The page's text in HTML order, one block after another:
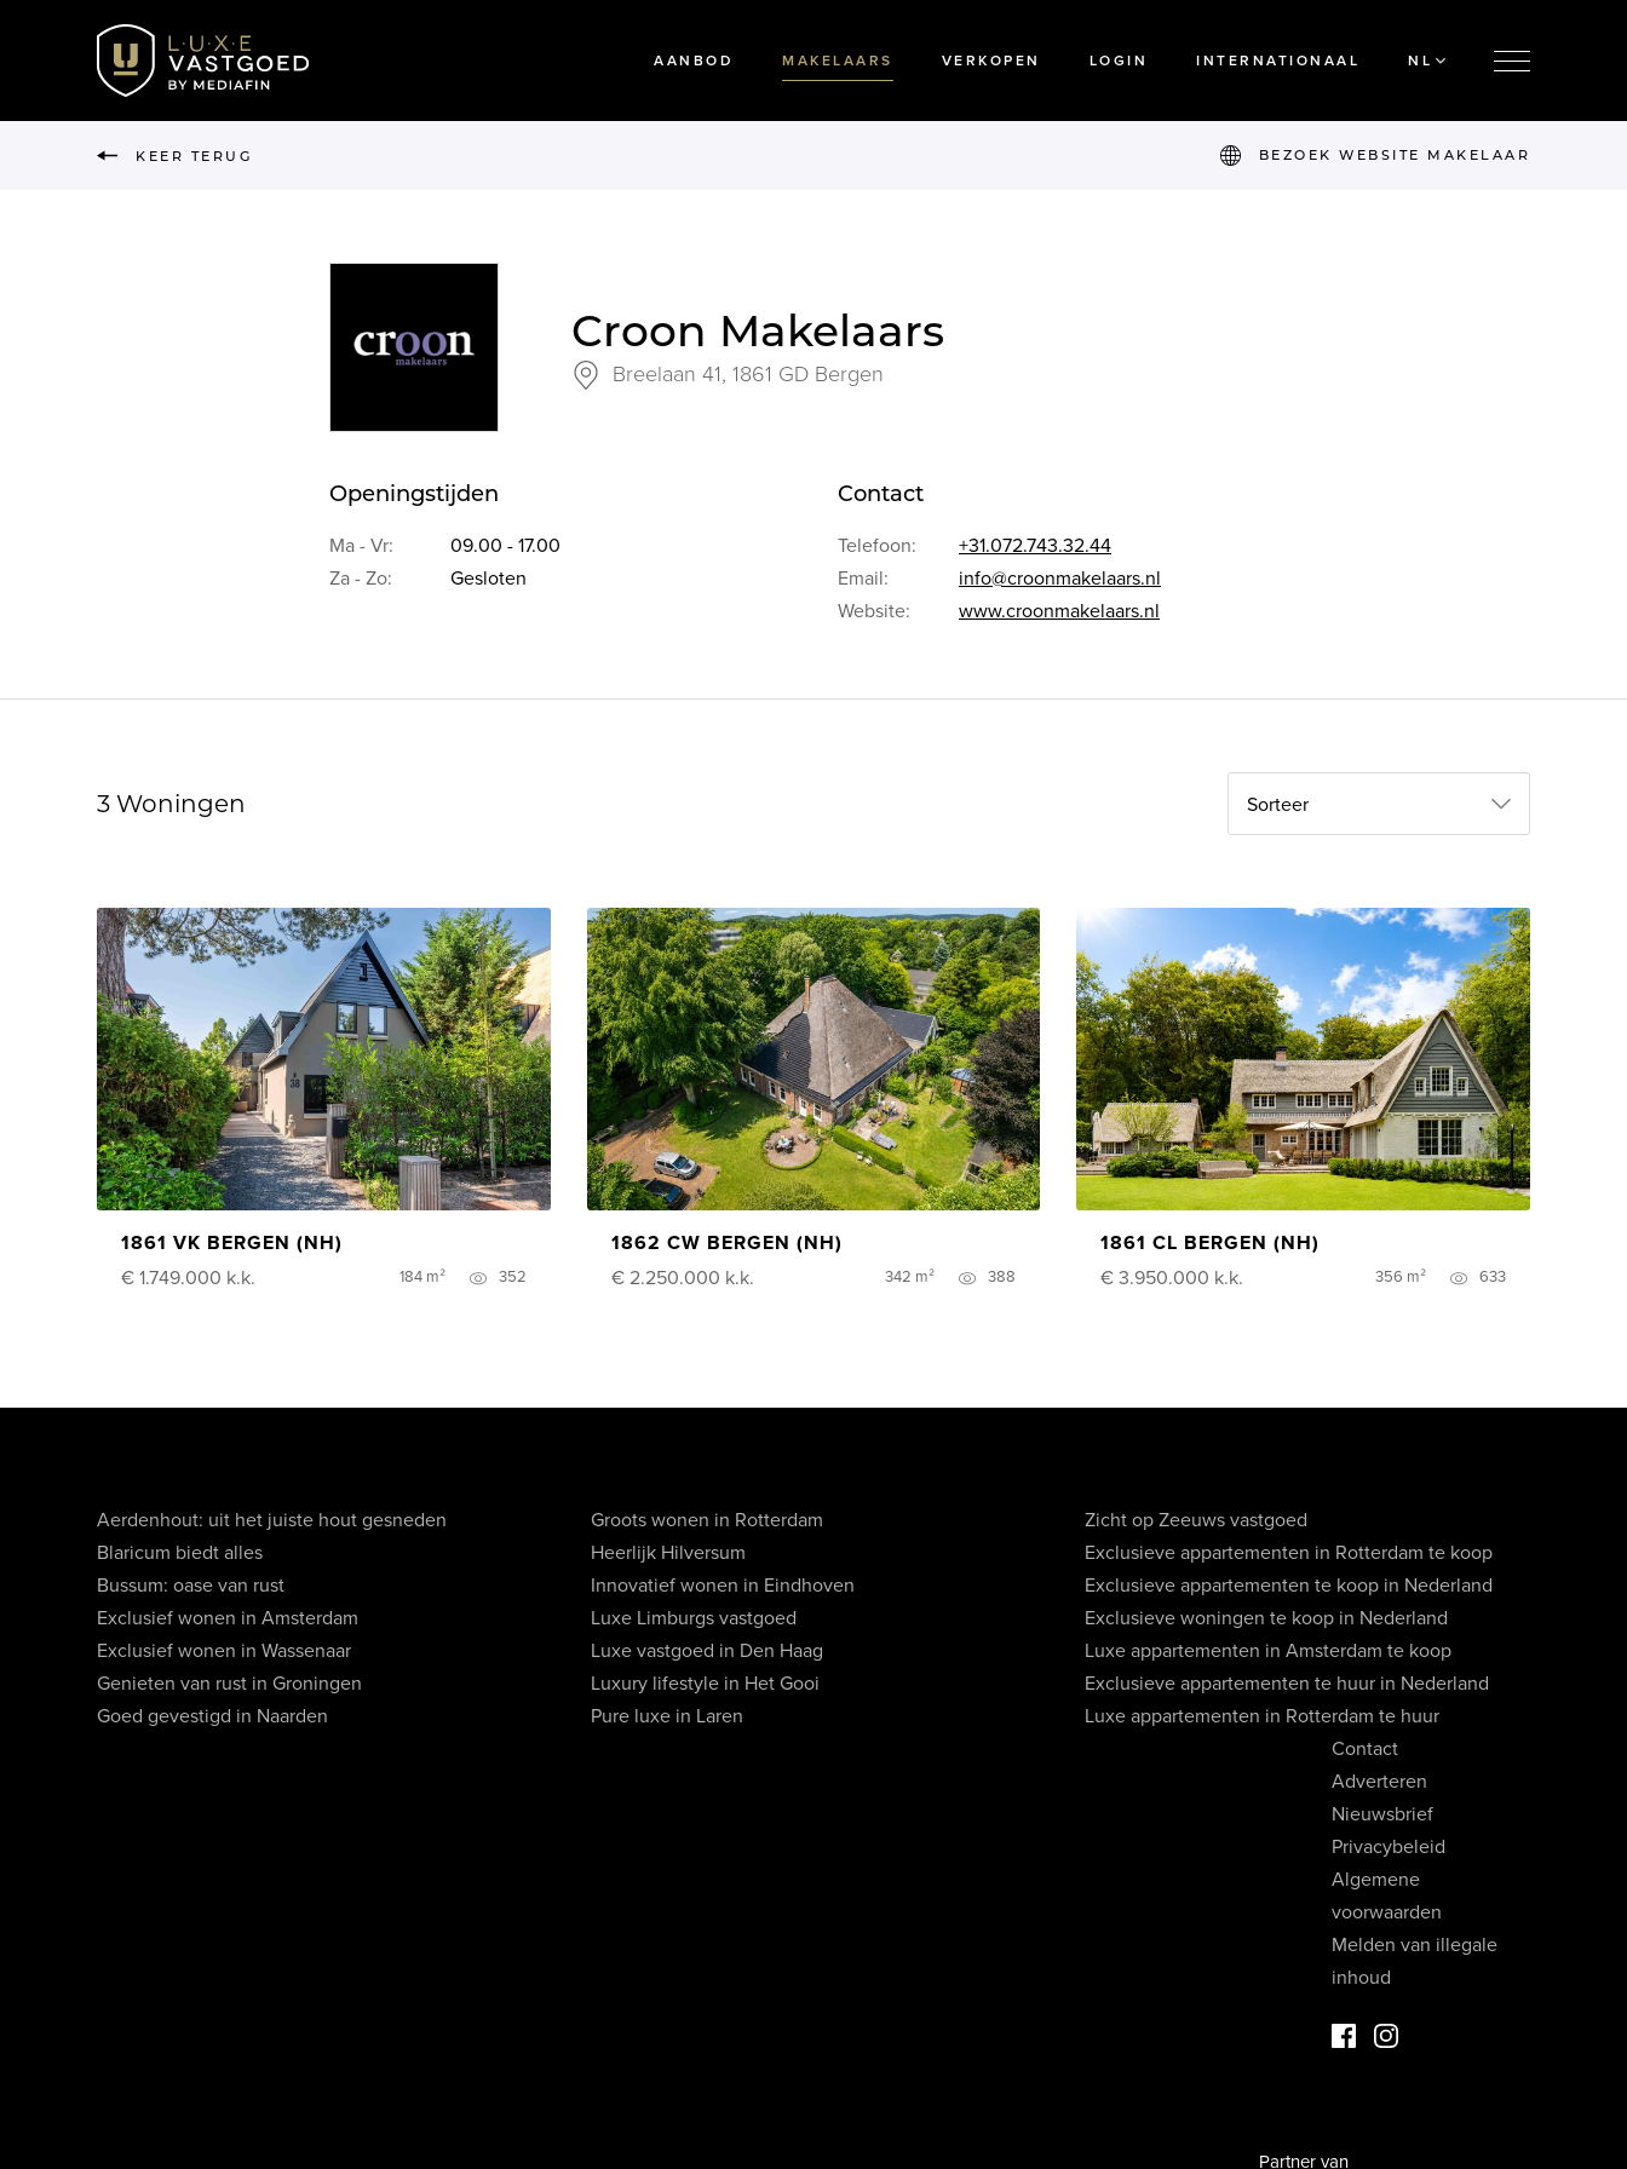
AANBOD MAKELAARS VERKOPEN LOGIN INTERNATIONAAL NL
KEER TERUG BEZOEK WEBSITE MAKELAAR
Croon Makelaars
Breelaan 41, 1861 GD Bergen
Openingstijden
Ma - Vr:
09.00 - 17.00
Za - Zo:
Gesloten
Contact
Telefoon:
+31.072.743.32.44
Email:
info@croonmakelaars.nl
Website:
www.croonmakelaars.nl
3 Woningen Sorteer
1861 VK BERGEN (NH)
€ 1.749.000 k.k. 184 m² 352
1862 CW BERGEN (NH)
€ 2.250.000 k.k. 342 m² 388
1861 CL BERGEN (NH)
€ 3.950.000 k.k. 356 m² 633
Aerdenhout: uit het juiste hout gesneden
Blaricum biedt alles
Bussum: oase van rust
Exclusief wonen in Amsterdam
Exclusief wonen in Wassenaar
Genieten van rust in Groningen
Goed gevestigd in Naarden
Groots wonen in Rotterdam
Heerlijk Hilversum
Innovatief wonen in Eindhoven
Luxe Limburgs vastgoed
Luxe vastgoed in Den Haag
Luxury lifestyle in Het Gooi
Pure luxe in Laren
Zicht op Zeeuws vastgoed
Exclusieve appartementen in Rotterdam te koop
Exclusieve appartementen te koop in Nederland
Exclusieve woningen te koop in Nederland
Luxe appartementen in Amsterdam te koop
Exclusieve appartementen te huur in Nederland
Luxe appartementen in Rotterdam te huur
Contact
Adverteren
Nieuwsbrief
Privacybeleid
Algemene
voorwaarden
Melden van illegale
inhoud
Facebook Luxevastgoed
Instagram Luxevastgoed
Partner van